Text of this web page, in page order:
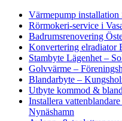
Värmepump installation
Rörmokeri-service i
Badrumsrenovering
Konvertering elradiator
Stambyte Lägenhet –
Golvvärme –
Blandarbyte –
Utbyte kommod &
Installera
Nynäshamn